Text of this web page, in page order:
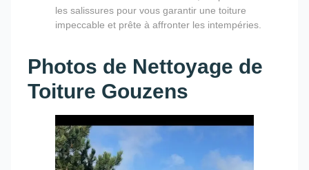
les salissures pour vous garantir une toiture
impeccable et prête à affronter les intempéries.
Photos de Nettoyage de
Toiture Gouzens